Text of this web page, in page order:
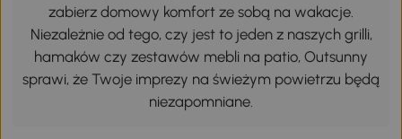
zabierz domowy komfort ze sobą na wakacje.
Niezależnie od tego, czy jest to jeden z naszych grilli,
hamaków czy zestawów mebli na patio, Outsunny
sprawi, że Twoje imprezy na świeżym powietrzu będą
niezapomniane.